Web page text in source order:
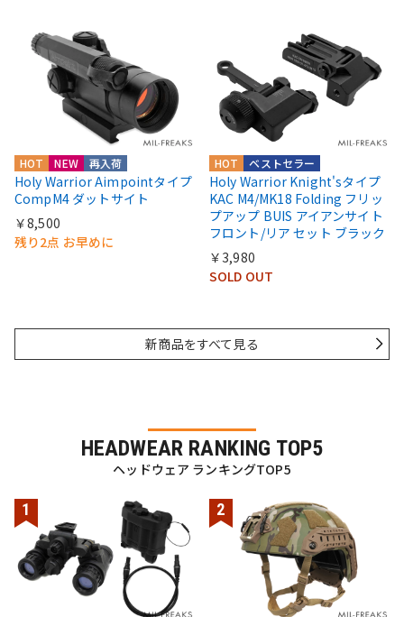
HOT NEW 再入荷
Holy Warrior Aimpointタイプ
CompM4 ダットサイト
￥8,500
残り2点 お早めに
HOT ベストセラー
Holy Warrior Knight'sタイプ
KAC M4/MK18 Folding フリッ
プアップ BUIS アイアンサイト
フロント/リア セット ブラック
￥3,980
SOLD OUT
新商品をすべて見る
HEADWEAR RANKING TOP5
ヘッドウェア ランキングTOP5